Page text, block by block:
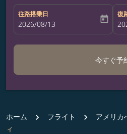
往路搭乗日
fc-booking-departure-date-aria-
2026/08/13 today
復
今すぐ予
ホーム フライト アメリカ
ィ